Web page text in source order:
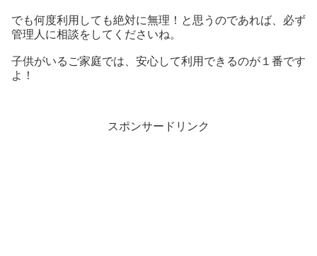
でも何度利用しても絶対に無理！と思うのであれば、必ず
管理人に相談をしてくださいね。
子供がいるご家庭では、安心して利用できるのが１番です
よ！
スポンサードリンク